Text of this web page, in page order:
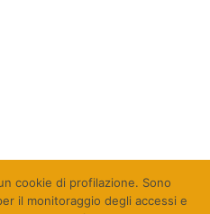
cookie di profilazione. Sono
il monitoraggio degli accessi e